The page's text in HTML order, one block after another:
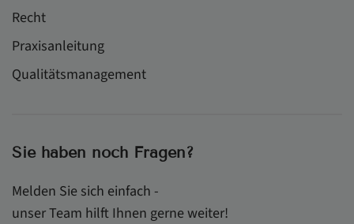
Recht
Praxisanleitung
Qualitätsmanagement
Sie haben noch Fragen?
Melden Sie sich einfach -
unser Team hilft Ihnen gerne weiter!